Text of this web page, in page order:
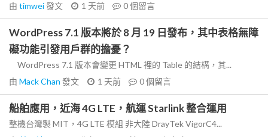
由 timwei發文 1 天前 0個留言
WordPress 7.1 版本將於 8 月 19 日發布，其中表格無障
礙功能引發用戶群的擔憂？
WordPress 7.1 版本會變更 HTML 裡的 Table 的結構，其...
由 Mack Chan 發文 1 天前 0個留言
船舶應用，近海 4G LTE，航運 Starlink 整合運用
整機台灣製 MIT，4G LTE 模組 非大陸 DrayTek VigorC4...